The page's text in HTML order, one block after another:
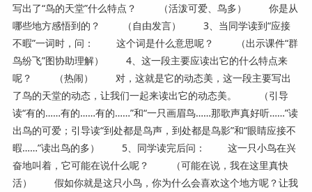
写出了“鸟的天堂”什么特点？ （活泼可爱、鸟多） 你是从
哪些地方感悟到的？ （自由发言） 3、当同学读到“应接
不暇”一词时，问： 这个词是什么意思呢？ （出示课件“群
鸟纷飞”图协助理解） 4、这一段主要应读出它的什么特点来
呢？ （热闹） 对，这就是它的动态美，这一段主要写出
了鸟的天堂的动态，让我们一起来读出它的动态美。 （引导
读“有的……有的……有的……”和“一只画眉鸟……那歌声真好听……”读
出鸟的可爱；引导读“到处都是鸟声，到处都是鸟影”和“眼睛应接不
暇……”读出鸟的多） 5、同学读完后问： 这一只小鸟在兴
奋地叫着，它可能在说什么呢？ （可能在说，我在这里真快
活） 假如你就是这只小鸟，你为什么会喜欢这个地方呢？让我